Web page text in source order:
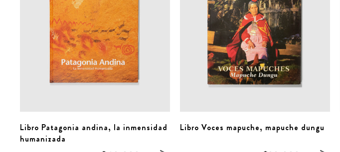
Libro Patagonia andina, la inmensidad
humanizada
Libro Voces mapuche, mapuche dungu